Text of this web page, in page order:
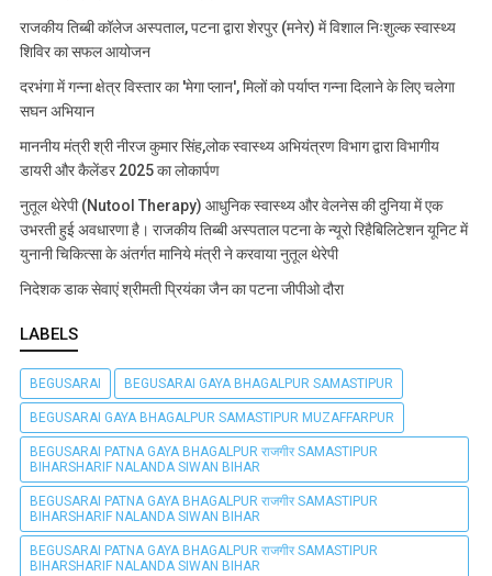
राजकीय तिब्बी कॉलेज अस्पताल, पटना द्वारा शेरपुर (मनेर) में विशाल निःशुल्क स्वास्थ्य
शिविर का सफल आयोजन
दरभंगा में गन्ना क्षेत्र विस्तार का 'मेगा प्लान', मिलों को पर्याप्त गन्ना दिलाने के लिए चलेगा
सघन अभियान
माननीय मंत्री श्री नीरज कुमार सिंह,लोक स्वास्थ्य अभियंत्रण विभाग द्वारा विभागीय
डायरी और कैलेंडर 2025 का लोकार्पण
नुतूल थेरेपी (Nutool Therapy) आधुनिक स्वास्थ्य और वेलनेस की दुनिया में एक
उभरती हुई अवधारणा है। राजकीय तिब्बी अस्पताल पटना के न्यूरो रिहैबिलिटेशन यूनिट में
युनानी चिकित्सा के अंतर्गत मानिये मंत्री ने करवाया नुतूल थेरेपी
निदेशक डाक सेवाएं श्रीमती प्रियंका जैन का पटना जीपीओ दौरा
LABELS
BEGUSARAI BEGUSARAI GAYA BHAGALPUR SAMASTIPUR
BEGUSARAI GAYA BHAGALPUR SAMASTIPUR MUZAFFARPUR
BEGUSARAI PATNA GAYA BHAGALPUR राजगीर SAMASTIPUR
BIHARSHARIF NALANDA SIWAN BIHAR
BEGUSARAI PATNA GAYA BHAGALPUR राजगीर SAMASTIPUR
BIHARSHARIF NALANDA SIWAN BIHAR
BEGUSARAI PATNA GAYA BHAGALPUR राजगीर SAMASTIPUR
BIHARSHARIF NALANDA SIWAN BIHAR